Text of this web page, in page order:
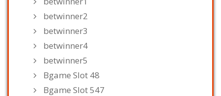
betwinner2
betwinner3
betwinner4
betwinner5
Bgame Slot 48
Bgame Slot 547